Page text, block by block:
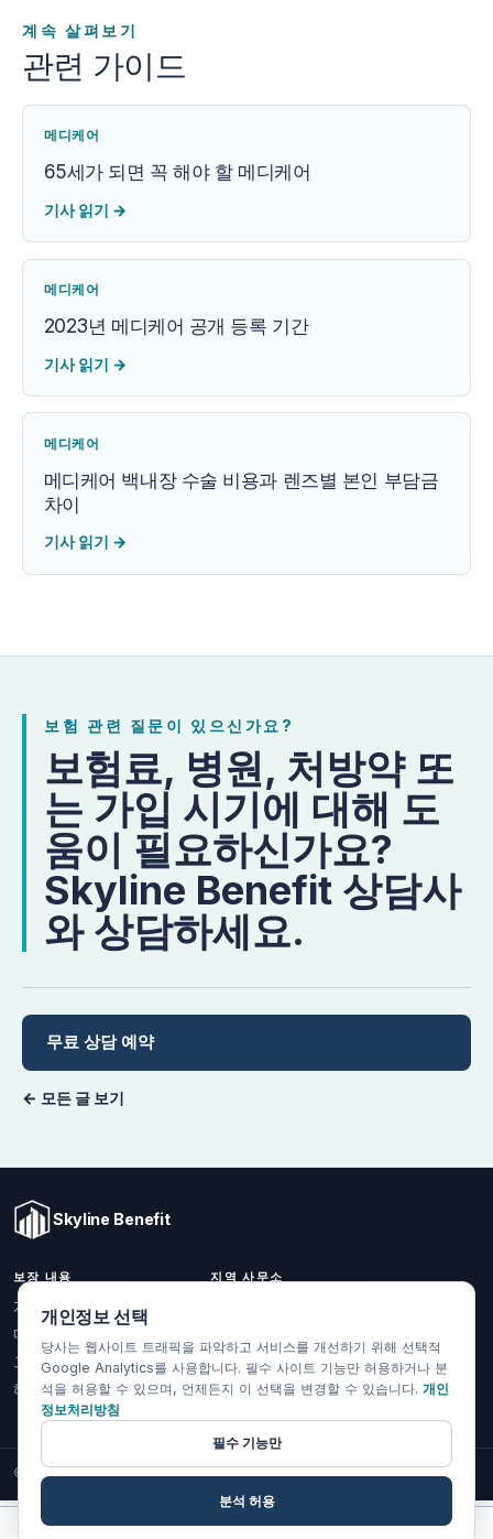
계속 살펴보기
관련 가이드
메디케어
65세가 되면 꼭 해야 할 메디케어
기사 읽기 →
메디케어
2023년 메디케어 공개 등록 기간
기사 읽기 →
메디케어
메디케어 백내장 수술 비용과 렌즈별 본인 부담금
차이
기사 읽기 →
보험 관련 질문이 있으신가요?
보험료, 병원, 처방약 또
는 가입 시기에 대해 도
움이 필요하신가요?
Skyline Benefit 상담사
와 상담하세요.
무료 상담 예약
← 모든 글 보기
Skyline Benefit
보장 내용
개인 및 가족
메디케어
그룹 건강보험
해외 건강보험
지역 사무소
(714) 888-5112
info@skylinebenefit.com
Mon-Fri, 9-6 PT
© 2026 Skyline Benefit Insurance Solutions LLC. 모든 권리 보유.
개인정보 선택
당사는 웹사이트 트래픽을 파악하고 서비스를 개선하기 위해 선택적
Google Analytics를 사용합니다. 필수 사이트 기능만 허용하거나 분
석을 허용할 수 있으며, 언제든지 이 선택을 변경할 수 있습니다. 개인
정보처리방침
필수 기능만
분석 허용